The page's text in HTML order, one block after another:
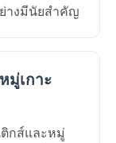
างมีนัยสำคัญ
มู่เกาะ
ติกส์และหมู่